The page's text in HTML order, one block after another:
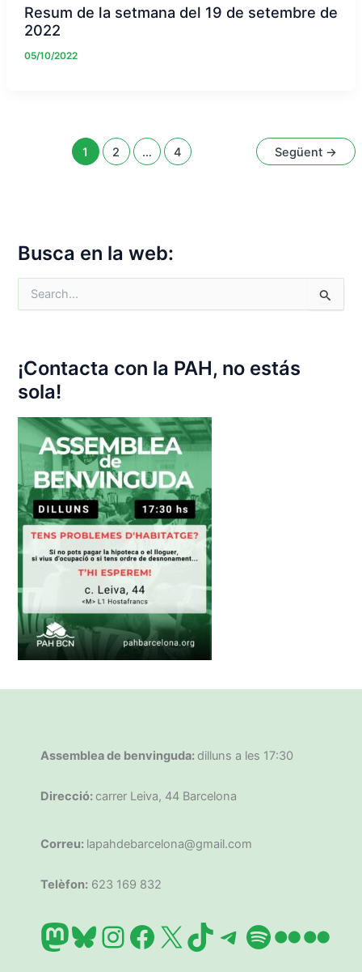
Resum de la setmana del 19 de setembre de
2022
05/10/2022
1 2 … 4 Següent →
Busca en la web:
:¡Contacta con la PAH, no estás
sola!
Assemblea de benvinguda: dilluns a les 17:30
Direcció: carrer Leiva, 44 Barcelona
Correu: lapahdebarcelona@gmail.com
Telèfon: 623 169 832
Mastodon
Bluesky
Instagram
Facebook
X TikTok
Telegram
Spotify
Flickr